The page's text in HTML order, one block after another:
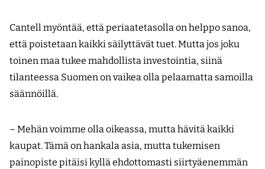
Cantell myöntää, että periaatetasolla on helppo sanoa,
että poistetaan kaikki säilyttävät tuet. Mutta jos joku
toinen maa tukee mahdollista investointia, siinä
tilanteessa Suomen on vaikea olla pelaamatta samoilla
säännöillä.
– Mehän voimme olla oikeassa, mutta hävitä kaikki
kaupat. Tämä on hankala asia, mutta tukemisen
painopiste pitäisi kyllä ehdottomasti siirtyäenemmän